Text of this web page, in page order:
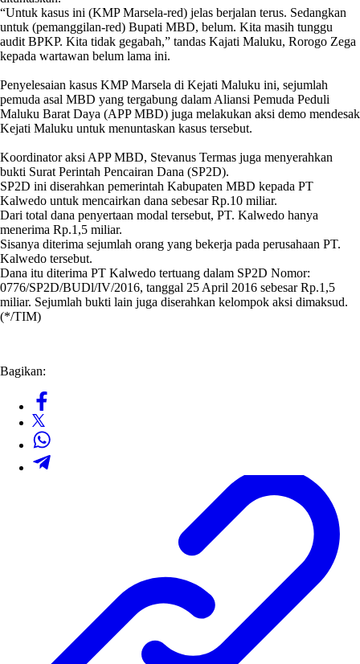
“Untuk kasus ini (KMP Marsela-red) jelas berjalan terus. Sedangkan
untuk (pemanggilan-red) Bupati MBD, belum. Kita masih tunggu
audit BPKP. Kita tidak gegabah,” tandas Kajati Maluku, Rorogo Zega
kepada wartawan belum lama ini.
Penyelesaian kasus KMP Marsela di Kejati Maluku ini, sejumlah
pemuda asal MBD yang tergabung dalam Aliansi Pemuda Peduli
Maluku Barat Daya (APP MBD) juga melakukan aksi demo mendesak
Kejati Maluku untuk menuntaskan kasus tersebut.
Koordinator aksi APP MBD, Stevanus Termas juga menyerahkan
bukti Surat Perintah Pencairan Dana (SP2D).
SP2D ini diserahkan pemerintah Kabupaten MBD kepada PT
Kalwedo untuk mencairkan dana sebesar Rp.10 miliar.
Dari total dana penyertaan modal tersebut, PT. Kalwedo hanya
menerima Rp.1,5 miliar.
Sisanya diterima sejumlah orang yang bekerja pada perusahaan PT.
Kalwedo tersebut.
Dana itu diterima PT Kalwedo tertuang dalam SP2D Nomor:
0776/SP2D/BUDl/IV/2016, tanggal 25 April 2016 sebesar Rp.1,5
miliar. Sejumlah bukti lain juga diserahkan kelompok aksi dimaksud.
(*/TIM)
Bagikan: